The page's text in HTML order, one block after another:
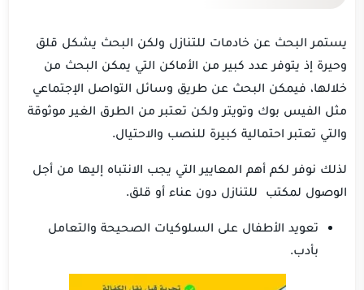
يستمر البحث عن خادمات للتنازل ولكن البحث يشكل قلق
وحيرة إذ يتوفر عدد كبير من الأماكن التي يمكن البحث من
خلالها، فيمكن البحث عن طريق وسائل التواصل الإجتماعي
مثل الفيس بوك وتويتر ولكن تعتبر من الطرق الغير موثوقة
والتي تعتبر احتمالية كبيرة للنصب والاحتيال.
لذلك نوفر لكم أهم المعايير التي يجب الانتباه إليها من أجل
الوصول لمكتب للتنازل دون عناء أو قلق.
تعويد الأطفال على السلوكيات الصحيحة والتعامل
بأدب.